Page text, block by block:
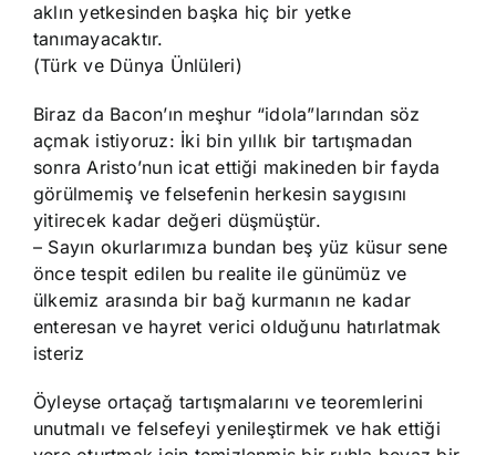
aklın yetkesinden başka hiç bir yetke
tanımayacaktır.
(Türk ve Dünya Ünlüleri)
Biraz da Bacon’ın meşhur “idola”larından söz
açmak istiyoruz: İki bin yıllık bir tartışmadan
sonra Aristo’nun icat ettiği makineden bir fayda
görülmemiş ve felsefenin herkesin saygısını
yitirecek kadar değeri düşmüştür.
– Sayın okurlarımıza bundan beş yüz küsur sene
önce tespit edilen bu realite ile günümüz ve
ülkemiz arasında bir bağ kurmanın ne kadar
enteresan ve hayret verici olduğunu hatırlatmak
isteriz
Öyleyse ortaçağ tartışmalarını ve teoremlerini
unutmalı ve felsefeyi yenileştirmek ve hak ettiği